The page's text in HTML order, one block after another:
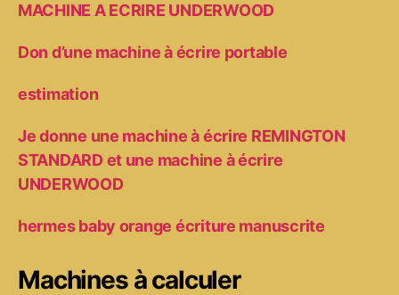
MACHINE A ECRIRE UNDERWOOD
Don d’une machine à écrire portable
estimation
Je donne une machine à écrire REMINGTON
STANDARD et une machine à écrire
UNDERWOOD
hermes baby orange écriture manuscrite
Machines à calculer